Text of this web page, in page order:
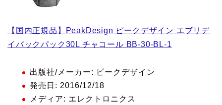
【国内正規品】PeakDesign ピークデザイン エブリデ
イバックパック30L チャコール BB-30-BL-1
出版社/メーカー: ピークデザイン
発売日: 2016/12/18
メディア: エレクトロニクス